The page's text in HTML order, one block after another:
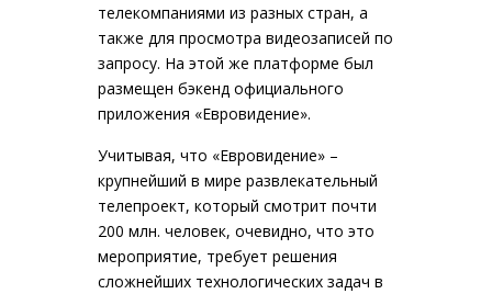
телекомпаниями из разных стран, а
также для просмотра видеозаписей по
запросу. На этой же платформе был
размещен бэкенд официального
приложения «Евровидение».
Учитывая, что «Евровидение» –
крупнейший в мире развлекательный
телепроект, который смотрит почти
200 млн. человек, очевидно, что это
мероприятие, требует решения
сложнейших технологических задач в